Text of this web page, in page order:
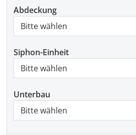
Abdeckung
Siphon-Einheit
Unterbau